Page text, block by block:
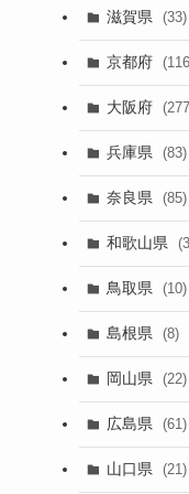
滋賀県 (33)
京都府
大阪府
兵庫県 (83)
奈良県 (85)
和歌山県
鳥取県 (10)
島根県 (8)
岡山県 (22)
広島県 (61)
山口県 (21)